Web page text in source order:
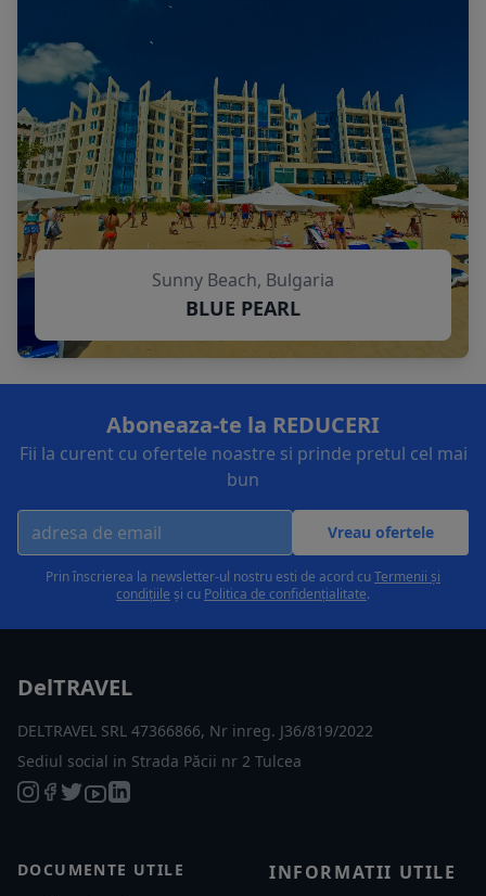
Sunny Beach, Bulgaria
BLUE PEARL
Aboneaza-te la REDUCERI
Fii la curent cu ofertele noastre si prinde pretul cel mai
bun
Vreau ofertele
Prin înscrierea la newsletter-ul nostru esti de acord cuTermenii și
condițiile și cu Politica de confidențialitate.
DelTRAVEL
DELTRAVEL SRL 47366866, Nr inreg. J36/819/2022
Sediul social in Strada Păcii nr 2 Tulcea
DOCUMENTE UTILE
INFORMATII UTILE